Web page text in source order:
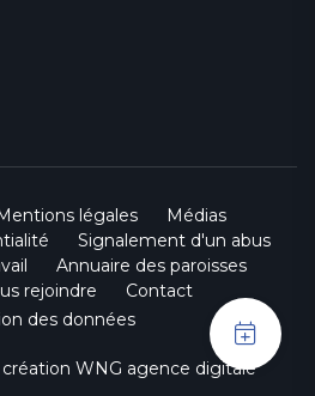
légales
Médias
Signalement d'un abus
Annuaire des paroisses
rejoindre
Contact
des données
WNG agence digitale